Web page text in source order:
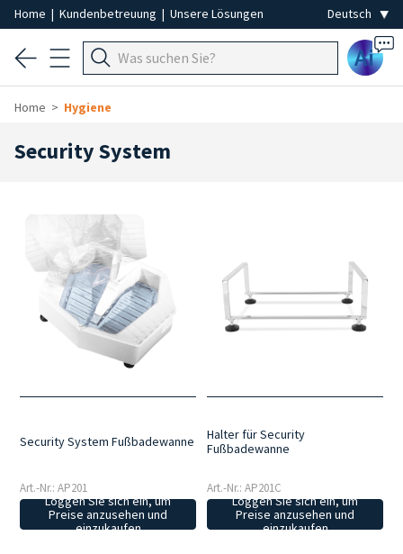
Home | Kundenbetreuung | Unsere Lösungen
Ai
Home Hygiene
Security System
Security System Fußbadewanne
Art.-Nr.: AP201
Loggen Sie sich ein, um
Preise anzusehen und
einzukaufen
Halter für Security
Fußbadewanne
Art.-Nr.: AP201C
Loggen Sie sich ein, um
Preise anzusehen und
einzukaufen